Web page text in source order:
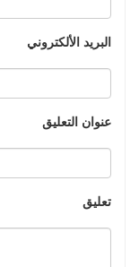
البريد الألكتروني
عنوان التعليق
تعليق